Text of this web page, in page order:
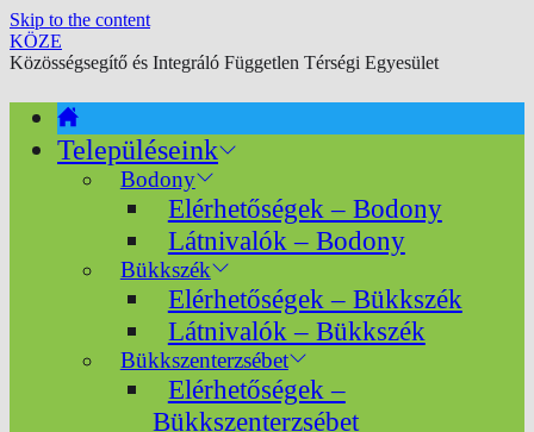
Skip to the content
KÖZE
Közösségsegítő és Integráló Független Térségi Egyesület
Településeink
Bodony
Elérhetőségek – Bodony
Látnivalók – Bodony
Bükkszék
Elérhetőségek – Bükkszék
Látnivalók – Bükkszék
Bükkszenterzsébet
Elérhetőségek –
Bükkszenterzsébet